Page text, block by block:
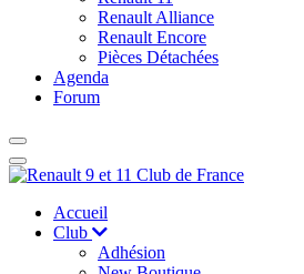
Renault Alliance
Renault Encore
Pièces Détachées
Agenda
Forum
Accueil
Club
Adhésion